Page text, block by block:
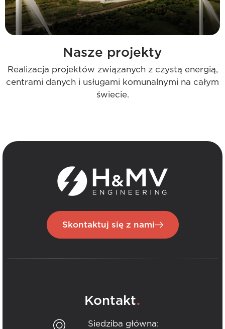
Nasze projekty
Realizacja projektów związanych z czystą energią,
centrami danych i usługami komunalnymi na całym
świecie.
Skontaktuj się z nami
Kontakt.
Siedziba główna: